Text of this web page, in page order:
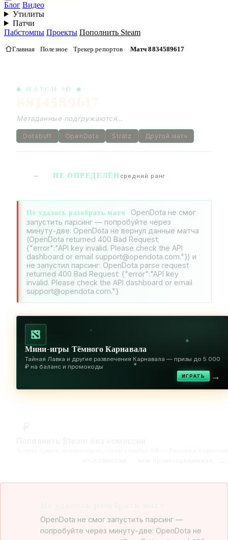
Блог Видео
Утилиты
Патчи
Пабстомпы Проекты Пополнить Steam
Главная Полезное Трекер репортов Матч 8834589617
◆ MATCH ID ◆
Метаданные подгружаются…
Dotabuff OpenDota Stratz Другой матч
— НЕ ОПРЕДЕЛЁН средний ранг
Не удалось разобрать матч
OpenDota не смог
запустить парсинг — попробуйте через
минуту-две: OpenDota не вернул данные матча
(OpenDota returned 400 Bad Request:
{"error":"API key invalid. Please check the API
dashboard or email support@opendota.com."}) и
не запустил парсинг: OpenDota parse request
returned 400 Bad Request: {"error":"API key
invalid. Please check the API dashboard or email
support@opendota.com."}
✦
✦
✦
Мини-игры Тёмного Карнавала
Тайная Лавка и другие развлечения Карнавала — призы до 5 000
₽ на баланс и промокоды
ИГРАТЬ →
OpenDota не смог запустить парсинг —
попробуйте через минуту-две: OpenDota не